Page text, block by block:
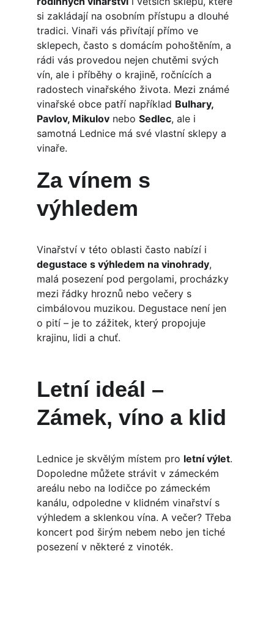
si zakládají na osobním přístupu a dlouhé
tradici. Vinaři vás přivítají přímo ve
sklepech, často s domácím pohoštěním, a
rádi vás provedou nejen chutěmi svých
vín, ale i příběhy o krajině, ročnících a
radostech vinařského života. Mezi známé
vinařské obce patří například Bulhary,
Pavlov, Mikulov nebo Sedlec, ale i
samotná Lednice má své vlastní sklepy a
vinaře.
Za vínem s
výhledem
Vinařství v této oblasti často nabízí i
degustace s výhledem na vinohrady,
malá posezení pod pergolami, procházky
mezi řádky hroznů nebo večery s
cimbálovou muzikou. Degustace není jen
o pití – je to zážitek, který propojuje
krajinu, lidi a chuť.
Letní ideál –
Zámek, víno a klid
Lednice je skvělým místem pro letní výlet.
Dopoledne můžete strávit v zámeckém
areálu nebo na lodičce po zámeckém
kanálu, odpoledne v klidném vinařství s
výhledem a sklenkou vína. A večer? Třeba
koncert pod širým nebem nebo jen tiché
posezení v některé z vinoték.